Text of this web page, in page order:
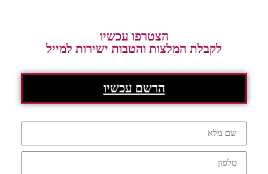
הצטרפו עכשיו
לקבלת המלצות והטבות ישירות למייל
הרשם עכשיו